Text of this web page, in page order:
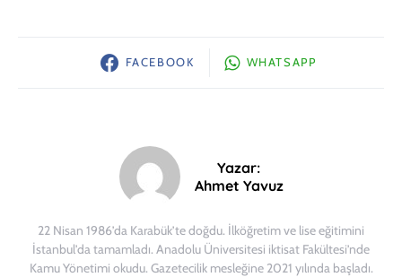
FACEBOOK WHATSAPP
Yazar:
Ahmet Yavuz
22 Nisan 1986’da Karabük’te doğdu. İlköğretim ve lise eğitimini
İstanbul’da tamamladı. Anadolu Üniversitesi iktisat Fakültesi’nde
Kamu Yönetimi okudu. Gazetecilik mesleğine 2021 yılında başladı.